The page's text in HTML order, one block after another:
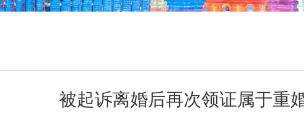
被起诉离婚后再次领证属于重